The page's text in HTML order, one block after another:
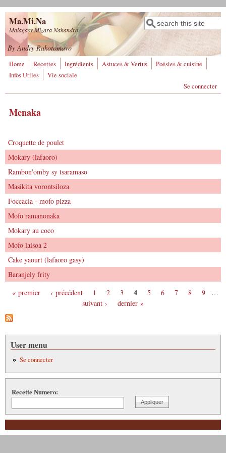
Aller au contenu principal
Ma.Mi.Na
Malagasy Mizara Nahandro
Formulaire de
recherche
Rechercher
By Andry Rakotomavo
Home Recettes Ingrédients Astuces & Vertus
Poésies & cuisine
Infos Utiles
Vie sociale
Se connecter
Menaka
Croquette de poulet
Mokary (lafaoro)
Rambon'omby sy tsaramaso
Masikita vorontsiloza
Foccacia - mofo pizza
Mofo ramanonaka
Mokary au coco
Mofo laisoa 2
​Cake yaourt (lafaoro gasy)
Baranjely frity
Pages
« premier ‹ précédent 1 2 3 4 5 6 7 8 9
…
suivant ›
dernier »
User menu
Se connecter
Recette Numero: